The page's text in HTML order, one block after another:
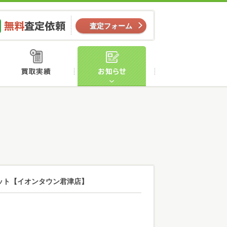
無料査定依頼
査定フォーム
店舗案内 買取実績
【イオンタウン君津店】